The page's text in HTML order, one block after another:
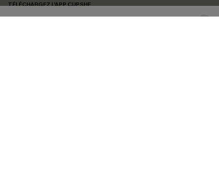
TÉLÉCHARGEZ L’APP CUPSHE